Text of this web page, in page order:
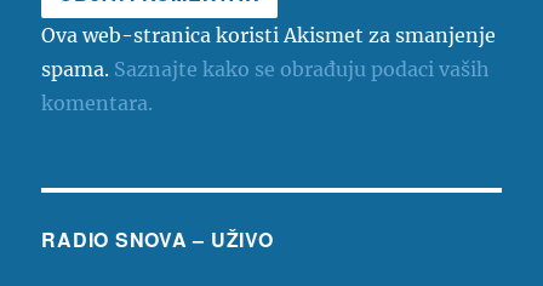
Ova web-stranica koristi Akismet za smanjenje
spama. Saznajte kako se obrađuju podaci vaših
komentara.
RADIO SNOVA – UŽIVO